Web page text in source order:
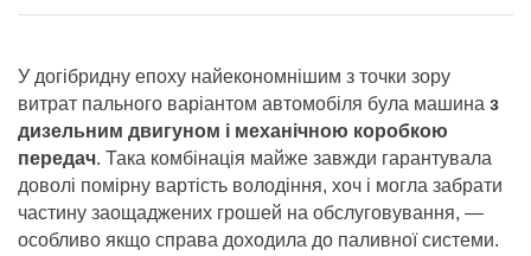
У догібридну епоху найекономнішим з точки зору
витрат пального варіантом автомобіля була машина з
дизельним двигуном і механічною коробкою
передач. Така комбінація майже завжди гарантувала
доволі помірну вартість володіння, хоч і могла забрати
частину заощаджених грошей на обслуговування, —
особливо якщо справа доходила до паливної системи.